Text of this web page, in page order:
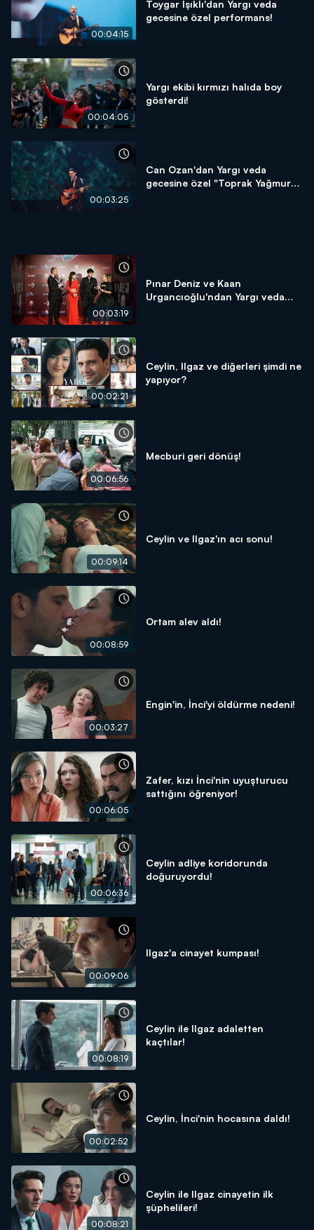
00:04:15
Toygar Işıklı'dan Yargı veda
gecesine özel performans!
00:04:05
Yargı ekibi kırmızı halıda boy
gösterdi!
00:03:25
Can Ozan'dan Yargı veda
gecesine özel "Toprak Yağmura"
00:03:19
Pınar Deniz ve Kaan
Urgancıoğlu'ndan Yargı veda
00:02:21
Ceylin, Ilgaz ve diğerleri şimdi ne
yapıyor?
00:06:56
Mecburi geri dönüş!
00:09:14
Ceylin ve Ilgaz'ın acı sonu!
00:08:59
Ortam alev aldı!
00:03:27
Engin'in, İnci'yi öldürme nedeni!
00:06:05
Zafer, kızı İnci'nin uyuşturucu
sattığını öğreniyor!
00:06:36
Ceylin adliye koridorunda
doğuruyordu!
00:09:06
Ilgaz'a cinayet kumpası!
00:08:19
Ceylin ile Ilgaz adaletten
kaçtılar!
00:02:52
Ceylin, İnci'nin hocasına daldı!
00:08:21
Ceylin ile Ilgaz cinayetin ilk
şüphelileri!